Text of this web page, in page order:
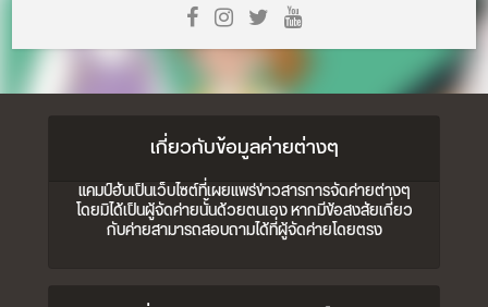
เกี่ยวกับข้อมูลค่ายต่างๆ
แคมป์ฮับเป็นเว็บไซต์ที่เผยแพร่ข่าวสารการจัดค่ายต่างๆ
โดยมิได้เป็นผู้จัดค่ายนั้นด้วยตนเอง หากมีข้อสงสัยเกี่ยว
กับค่ายสามารถสอบถามได้ที่ผู้จัดค่ายโดยตรง